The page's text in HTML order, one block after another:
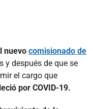
nuevo comisionado de
y después de que se
el cargo que
por COVID-19.